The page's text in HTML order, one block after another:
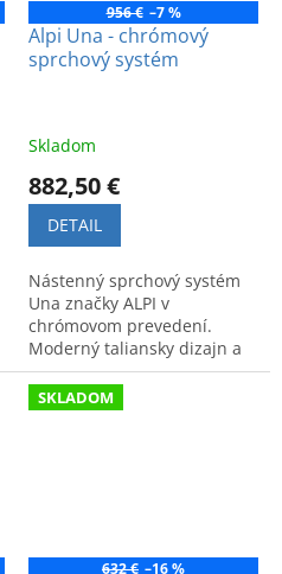
956 € –7 %
Alpi Una - chrómový
sprchový systém
Skladom
882,50 €
DETAIL
Nástenný sprchový systém
Una značky ALPI v
chrómovom prevedení.
Moderný taliansky dizajn a
vysoký komfort pre vašu
kúpeľňu. Kód: 18SM2251.
SKLADOM
632 € –16 %